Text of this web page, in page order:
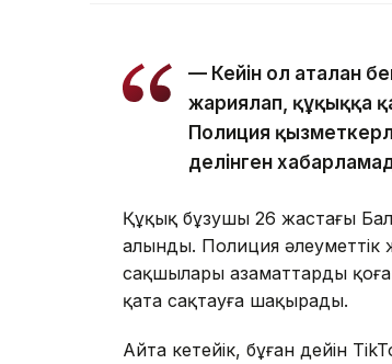
— Кейін ол аталған
жариялап, құқыққа
Полиция
делінген
Құқық бұзушы 26 жастағы
алынды. Полиция әлеуметтік
сақшылары азаматтарды
қатаң сақтауға шақырады.
Айта кетейік, бұған дейін